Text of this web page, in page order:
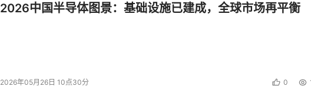
2026中国半导体图景：基础设施已建成，全球市场再平衡
2026年05月26日 10点30分 0